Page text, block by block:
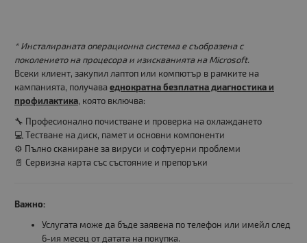
* Инсталираната операционна система е съобразена с
поколението на процесора и изискванията на Microsoft.
Всеки клиент, закупил лаптоп или компютър в рамките на
кампанията, получава еднократна безплатна диагностика и
профилактика, която включва:
🔧 Професионално почистване и проверка на охлаждането
💻 Тестване на диск, памет и основни компоненти
⚙️ Пълно сканиране за вируси и софтуерни проблеми
📄 Сервизна карта със състояние и препоръки
Важно:
Услугата може да бъде заявена по телефон или имейл след
6-ия месец от датата на покупка.